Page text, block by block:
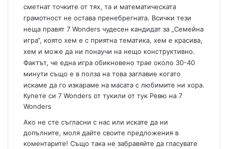
сметнат точките от тях, та и математическата
грамотност не остава пренебрегната. Всички тези
неща правят 7 Wonders чудесен кандидат за „Семейна
игра“, която хем е с приятна тематика, хем е красива,
хем и може да ни понаучи на нещо конструктивно.
Фактът, че една игра обикновено трае около 30-40
минути също е в полза на това заглавие когато
искаме да го изкараме на масата с любимите ни хора.
Купете си 7 Wonders от тукили от тук Ревю на 7
Wonders
Ако не сте съгласни с нас или искате да ни
допълните, моля дайте своите предложения в
коментарите! Също така не забравяйте да гласувате